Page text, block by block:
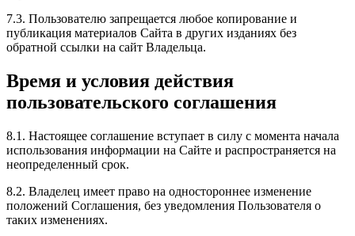
7.3. Пользователю запрещается любое копирование и
публикация материалов Сайта в других изданиях без
обратной ссылки на сайт Владельца.
Время и условия действия
пользовательского соглашения
8.1. Настоящее соглашение вступает в силу с момента начала
использования информации на Сайте и распространяется на
неопределенный срок.
8.2. Владелец имеет право на одностороннее изменение
положений Соглашения, без уведомления Пользователя о
таких изменениях.